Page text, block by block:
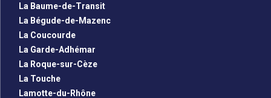
La Baume-de-Transit
La Bégude-de-Mazenc
La Coucourde
La Garde-Adhémar
La Roque-sur-Cèze
La Touche
Lamotte-du-Rhône